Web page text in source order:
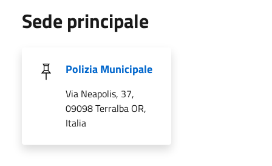
Sede principale
Polizia Municipale
Via Neapolis, 37,
09098 Terralba OR,
Italia